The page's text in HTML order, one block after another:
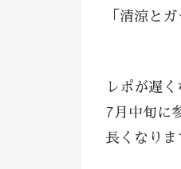
「清涼と
レポが遅
7月中旬に
長くなりま